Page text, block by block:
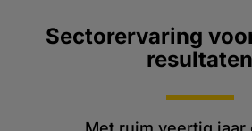
Sectorervaring
resultaten